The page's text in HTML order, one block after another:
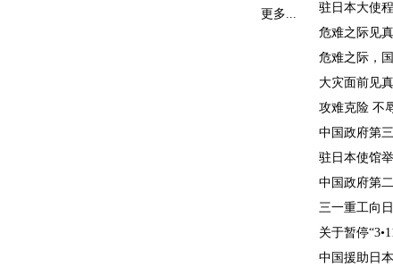
更多...
驻日本大使
危难之际见
危难之际，
大灾面前见
攻难克险 不
中国政府第
驻日本使馆
中国政府第
三一重工向
关于暂停
中国援助日